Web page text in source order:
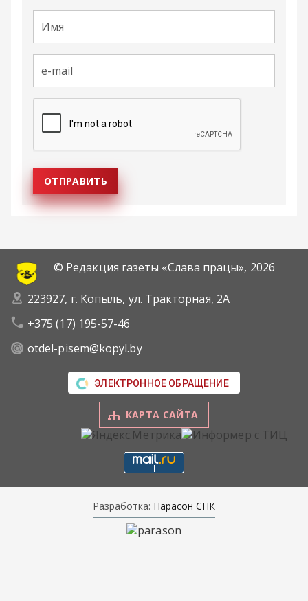
© Редакция газеты «Слава працы», 2026
223927, г. Копыль, ул. Тракторная, 2А
+375 (17) 195-57-46
otdel-pisem@kopyl.by
ЭЛЕКТРОННОЕ ОБРАЩЕНИЕ
КАРТА САЙТА
Разработка: Парасон СПК